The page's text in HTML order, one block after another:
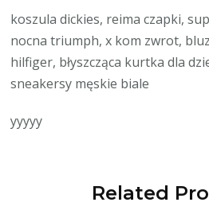
koszula dickies, reima czapki,
nocna triumph, x kom zwrot,
hilfiger, błyszcząca kurtka dla
sneakersy męskie biale
yyyyy
Related